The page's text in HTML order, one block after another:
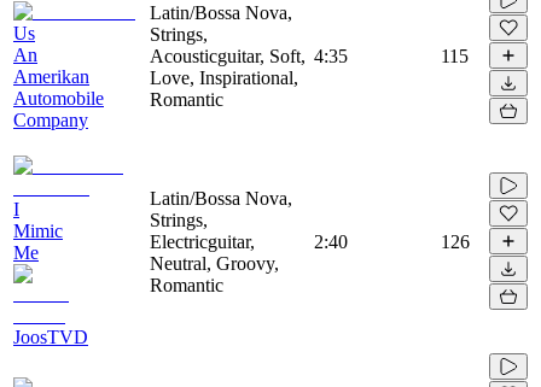
Us
An
Amerikan
Automobile
Company
Latin/Bossa Nova,
Strings,
Acousticguitar, Soft,
Love, Inspirational,
Romantic
4:35 115
I
Mimic
Me
JoosTVD
Latin/Bossa Nova,
Strings,
Electricguitar,
Neutral, Groovy,
Romantic
2:40 126